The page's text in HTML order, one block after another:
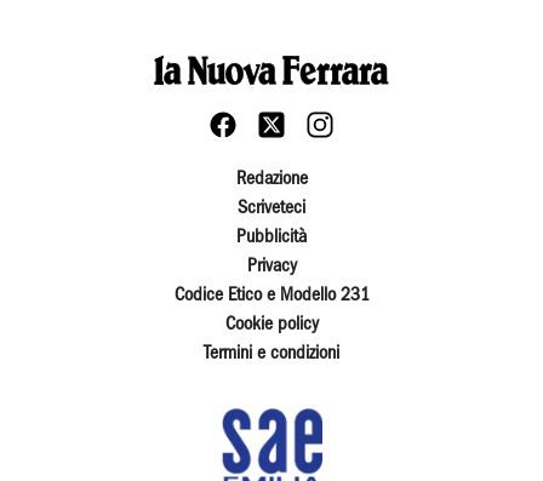
Redazione
Scriveteci
Pubblicità
Privacy
Codice Etico e Modello 231
Cookie policy
Termini e condizioni